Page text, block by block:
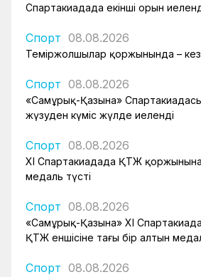
Спартакиадада екінші орын
Спорт 08.08.2026
Теміржолшылар қоржынында –
Спорт 08.08.2026
«Самұрық-Қазына»
жүзуден күміс жүлде иеленді
Спорт 08.08.2026
XI Спартакиадада ҚТЖ қоржынына
медаль түсті
Спорт 08.08.2026
«Самұрық-Қазына» XI
ҚТЖ еншісіне тағы бір алтын
Спорт 08.08.2026